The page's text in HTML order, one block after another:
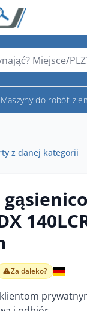
Miejsce/
Maszyny do robót
z danej kategorii
Za daleko?